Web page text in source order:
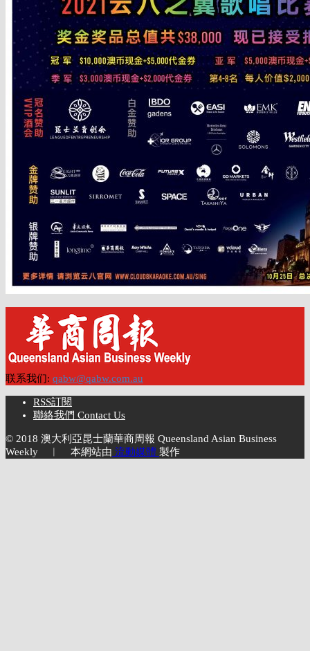
联系我们: qabw@qabw.com.au
RSS訂閱
聯絡我們 Contact Us
© 2018 澳大利亞昆士蘭華商周報 Queensland Asian Business
Weekly ︱ 本網站由 流動媒體 製作